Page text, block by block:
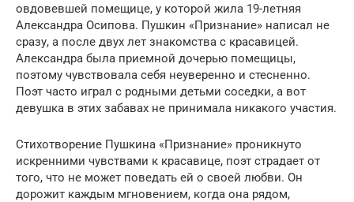
овдовевшей помещице, у которой жила 19-летняя
Александра Осипова. Пушкин «Признание» написал не
сразу, а после двух лет знакомства с красавицей.
Александра была приемной дочерью помещицы,
поэтому чувствовала себя неуверенно и стесненно.
Поэт часто играл с родными детьми соседки, а вот
девушка в этих забавах не принимала никакого участия.
Стихотворение Пушкина «Признание» проникнуто
искренними чувствами к красавице, поэт страдает от
того, что не может поведать ей о своей любви. Он
дорожит каждым мгновением, когда она рядом,